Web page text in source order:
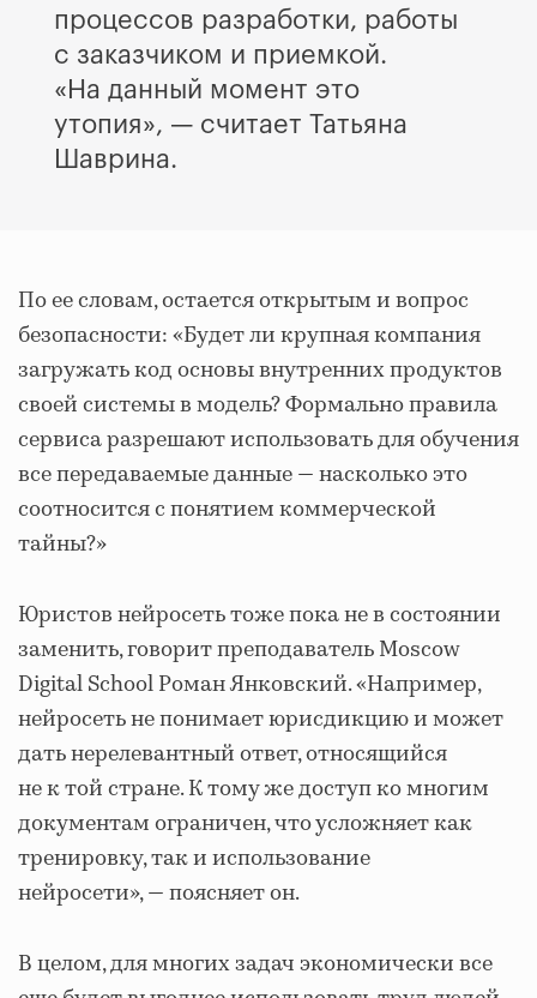
процессов разработки, работы
с заказчиком и приемкой.
«На данный момент это
утопия», — считает Татьяна
Шаврина.
По ее словам, остается открытым и вопрос
безопасности: «Будет ли крупная компания
загружать код основы внутренних продуктов
своей системы в модель? Формально правила
сервиса разрешают использовать для обучения
все передаваемые данные — насколько это
соотносится с понятием коммерческой
тайны?»
Юристов нейросеть тоже пока не в состоянии
заменить, говорит преподаватель Moscow
Digital School Роман Янковский. «Например,
нейросеть не понимает юрисдикцию и может
дать нерелевантный ответ, относящийся
не к той стране. К тому же доступ ко многим
документам ограничен, что усложняет как
тренировку, так и использование
нейросети», — поясняет он.
В целом, для многих задач экономически все